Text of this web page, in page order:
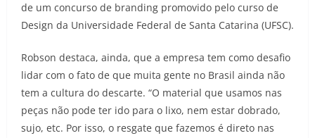
de um concurso de branding promovido pelo curso de
Design da Universidade Federal de Santa Catarina (UFSC).
Robson destaca, ainda, que a empresa tem como desafio
lidar com o fato de que muita gente no Brasil ainda não
tem a cultura do descarte. “O material que usamos nas
peças não pode ter ido para o lixo, nem estar dobrado,
sujo, etc. Por isso, o resgate que fazemos é direto nas